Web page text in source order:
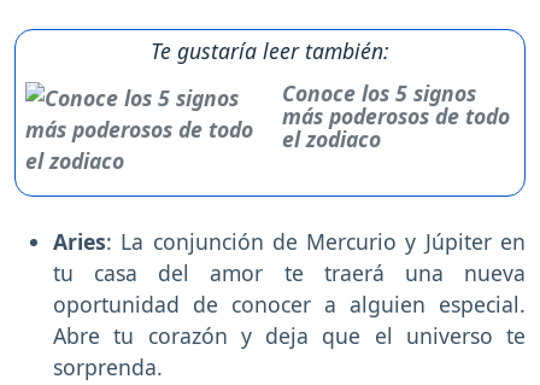
Te gustaría leer también:
Conoce los 5 signos
más poderosos de todo
el zodiaco
Aries: La conjunción de Mercurio y Júpiter en
tu casa del amor te traerá una nueva
oportunidad de conocer a alguien especial.
Abre tu corazón y deja que el universo te
sorprenda.